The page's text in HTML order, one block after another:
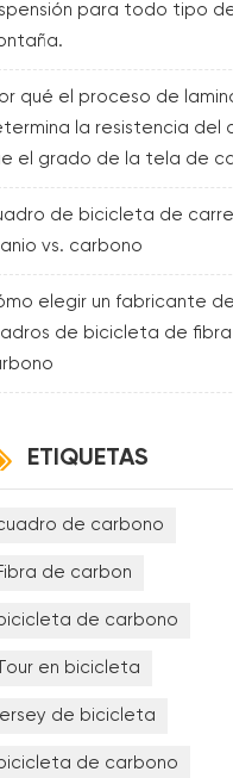
para todo tipo
qué el proceso de
la resistencia del
el grado de la tela de
de bicicleta de
vs. carbono
elegir un fabricante de
de bicicleta de
ETIQUETAS
de carbono
de carbon
de carbono
Tour en bicicleta
de bicicleta
de carbono